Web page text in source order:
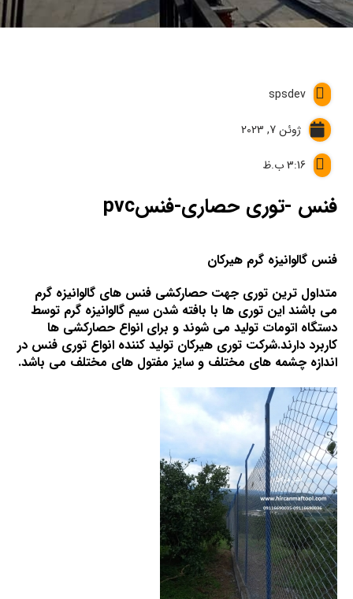
spsdev
ژوئن 7, 2023
3:16 ب.ظ
فنس -توری حصاری-فنسpvc
فنس گالوانیزه گرم هیرکان
متداول ترین توری جهت حصارکشی فنس های گالوانیزه گرم
می باشند این توری ها با بافته شدن سیم گالوانیزه گرم توسط
دستگاه اتومات تولید می شوند و برای انواع حصارکشی ها
کاربرد دارند.شرکت توری هیرکان تولید کننده انواع توری فنس در
اندازه چشمه های مختلف و سایز مفتول های مختلف می باشد.